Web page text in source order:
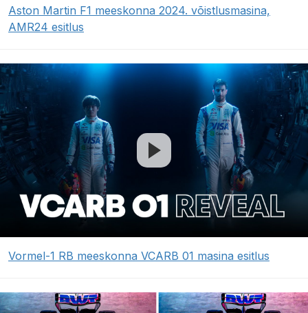
Aston Martin F1 meeskonna 2024. võistlusmasina,
AMR24 esitlus
Vormel-1 RB meeskonna VCARB 01 masina esitlus